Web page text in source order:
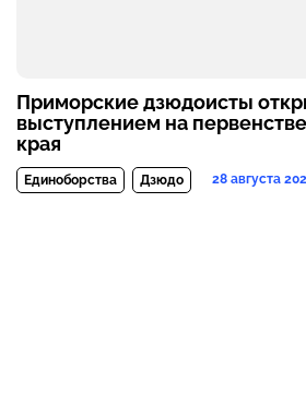
Приморские дзюдоисты
выступлением на
края
Единоборства Дзюдо 28 августа